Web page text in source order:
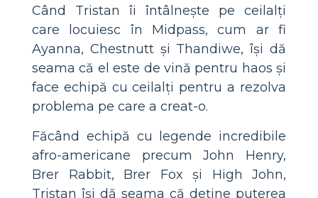
Când Tristan îi întâlnește pe ceilalți
care locuiesc în Midpass, cum ar fi
Ayanna, Chestnutt și Thandiwe, își dă
seama că el este de vină pentru haos și
face echipă cu ceilalți pentru a rezolva
problema pe care a creat-o.
Făcând echipă cu legende incredibile
afro-americane precum John Henry,
Brer Rabbit, Brer Fox și High John,
Tristan își dă seama că deține puterea